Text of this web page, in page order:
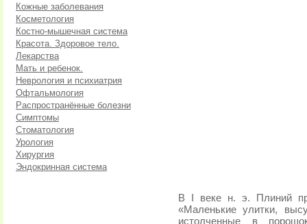
Кожные заболевания
Косметология
Костно-мышечная система
Красота. Здоровое тело.
Лекарства
Мать и ребенок.
Неврология и психиатрия
Офтальмология
Распространённые болезни
Симптомы
Стоматология
Урология
Хирургия
Эндокринная система
В I веке н. э. Плиний
«Маленькие улитки,
истолченные в